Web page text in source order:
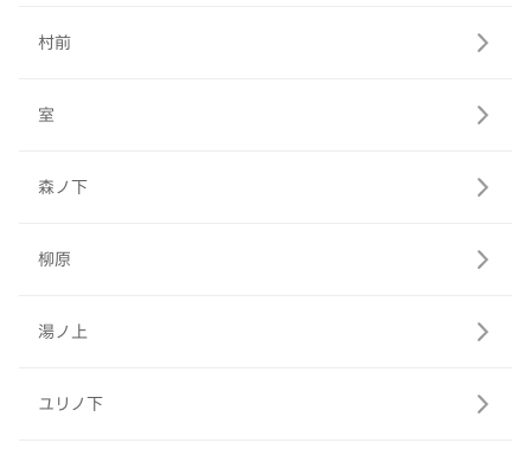
村前
室
森ノ下
柳原
湯ノ上
ユリノ下